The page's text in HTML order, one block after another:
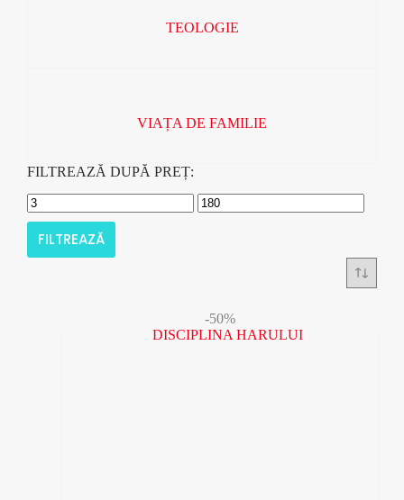
TEOLOGIE
VIAȚA DE FAMILIE
FILTREAZĂ DUPĂ PREȚ:
FILTREAZĂ
-50%